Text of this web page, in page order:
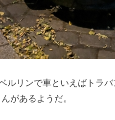
ルリンで車といえばトラ
があるようだ。